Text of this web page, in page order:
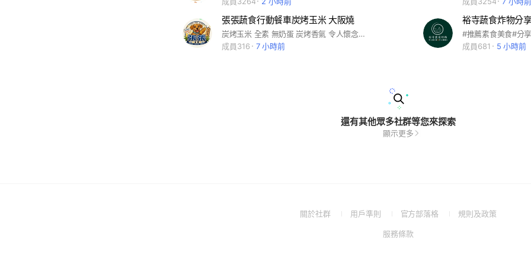
張張蔬食行動餐車炭烤玉米 大阪燒
炭烤玉米 全素 無奶蛋 炭烤香氣 令人懷念的味道 #蔬食 #餐車#全台巡迴中
成員316
7 小時前
裕寺蔬食炸物分
成員681
5 小時前
還有其他眾多社群等您來探索
顯示更多
關於社群
(Open用戶準則
(Open
a
官方部落格
(Open規則及政策(Open
服務條款(Open